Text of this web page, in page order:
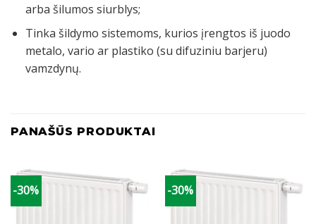
arba šilumos siurblys;
Tinka šildymo sistemoms, kurios įrengtos iš juodo
metalo, vario ar plastiko (su difuziniu barjeru)
vamzdynų.
PANAŠŪS PRODUKTAI
-30% -30%